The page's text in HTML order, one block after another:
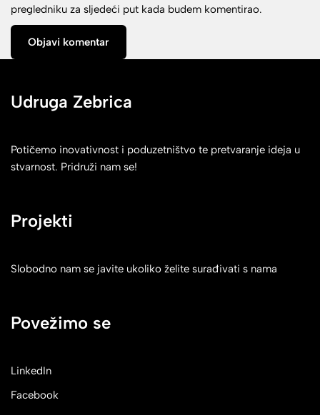
pregledniku za sljedeći put kada budem komentirao.
Udruga Zebrica
Potičemo inovativnost i poduzetništvo te pretvaranje ideja u
stvarnost. Pridruži nam se!
Projekti
Slobodno nam se javite ukoliko želite surađivati s nama
Povežimo se
LinkedIn
Facebook